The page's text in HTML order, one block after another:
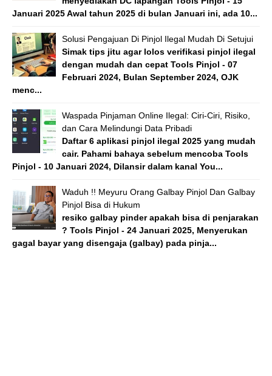
Januari 2025 Awal tahun 2025 di bulan Januari ini, ada 10...
Solusi Pengajuan Di Pinjol Ilegal Mudah Di Setujui
Simak tips jitu agar lolos verifikasi pinjol ilegal
dengan mudah dan cepat Tools Pinjol - 07
Februari 2024, Bulan September 2024, OJK
menc...
Waspada Pinjaman Online Ilegal: Ciri-Ciri, Risiko,
dan Cara Melindungi Data Pribadi
Daftar 6 aplikasi pinjol ilegal 2025 yang mudah
cair. Pahami bahaya sebelum mencoba Tools
Pinjol - 10 Januari 2024, Dilansir dalam kanal You...
Waduh !! Meyuru Orang Galbay Pinjol Dan Galbay
Pinjol Bisa di Hukum
resiko galbay pinder apakah bisa di penjarakan
? Tools Pinjol - 24 Januari 2025, Menyerukan
gagal bayar yang disengaja (galbay) pada pinja...